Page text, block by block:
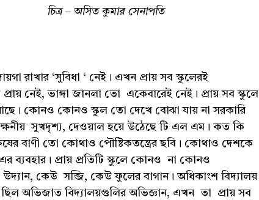
চিত্র – অসিত কুমার সেনাপতি
রাখার ‘সুবিধা ‘ নেই। এখন প্রায় সব স্কুলেরই
নেই, ভাঙ্গা জানলা তো একেবারেই নেই। প্রায় সব স্কুলে
কোনও কোনও স্কুল তো দেখে বোঝা যায় না সরকারি
সুখদৃশ্য, দেওয়াল হয়ে উঠেছে টি এল এম। কত কি
বাণী তো কোথাও পৌষ্টিকতন্ত্রের ছবি। কোথাও দেশকে
প্রায় প্রতিটি স্কুলে কোনও না কোনও
কেউ সব্জি, কেউ ফুলের বাগান। অধিকাংশ বিদ্যালয়
অভিজাত বিদ্যালয়গুলির অভিজ্ঞান, এখন তা প্রায় সব